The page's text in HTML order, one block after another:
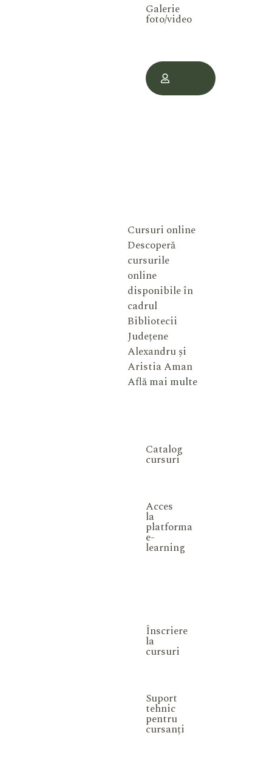
Galerie
foto/video
Cursuri online
Descoperă
cursurile
online
disponibile în
cadrul
Bibliotecii
Județene
Alexandru și
Aristia Aman
Află mai multe
Catalog
cursuri
Acces
la
platforma
e-
learning
Înscriere
la
cursuri
Suport
tehnic
pentru
cursanți